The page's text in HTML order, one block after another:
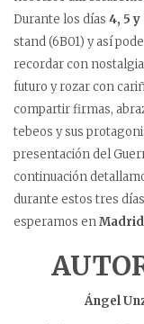
Durante los días 4, 5
stand (6B01) y así
recordar con
futuro y rozar con
compartir firmas,
tebeos y sus
presentación del
continuación
durante estos tres
esperamos en
Ángel